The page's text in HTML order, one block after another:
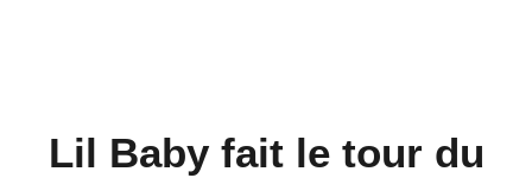
Lil Baby fait le tour du